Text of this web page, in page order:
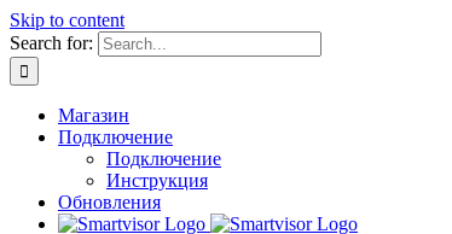
Skip to content
Search for:
Магазин
Подключение
Подключение
Инструкция
Обновления